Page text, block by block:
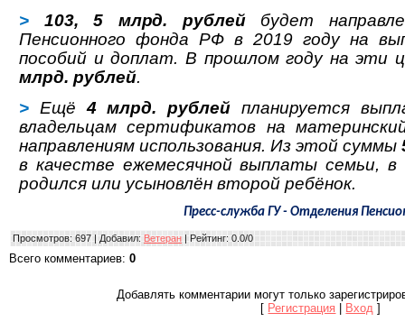
> 103, 5 млрд. рублей будет
Пенсионного фонда РФ в 2019 году на
пособий и доплат. В прошлом году на эти
млрд. рублей.
> Ещё4 млрд. рублей планируется
владельцам сертификатов на
направлениям использования. Из этой суммы
в качестве ежемесячной выплаты семьи, в
родился или усыновлён второй ребёнок.
Пресс-служба ГУ - Отделения
Просмотров: 697 | Добавил: Ветеран | Рейтинг: 0.0/0
Всего комментариев: 0
Добавлять комментарии могут только
[ Регистрация Вход ]